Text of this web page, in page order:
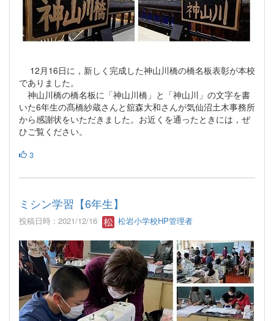
12月16日に，新しく完成した神山川橋の橋名板表彰が本校
でありました。
神山川橋の橋名板に「神山川橋」と「神山川」の文字を書
いた6年生の髙橋紗蔵さんと舘森大和さんが気仙沼土木事務所
から感謝状をいただきました。お近くを通ったときには，ぜ
ひご覧ください。
3
ミシン学習【6年生】
投稿日時 : 2021/12/16 松岩小学校HP管理者